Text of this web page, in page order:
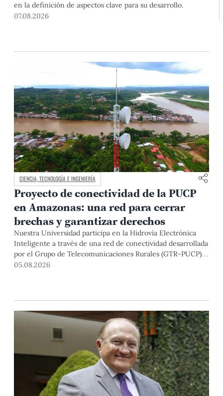
en la definición de aspectos clave para su desarrollo.
07.08.2026
CIENCIA, TECNOLOGÍA E INGENIERÍA
Proyecto de conectividad de la PUCP
en Amazonas: una red para cerrar
brechas y garantizar derechos
Nuestra Universidad participa en la Hidrovía Electrónica
Inteligente a través de una red de conectividad desarrollada
por el Grupo de Telecomunicaciones Rurales (GTR-PUCP)
desde el 2018. En esta nota repasamos cómo ha sido el
05.08.2026